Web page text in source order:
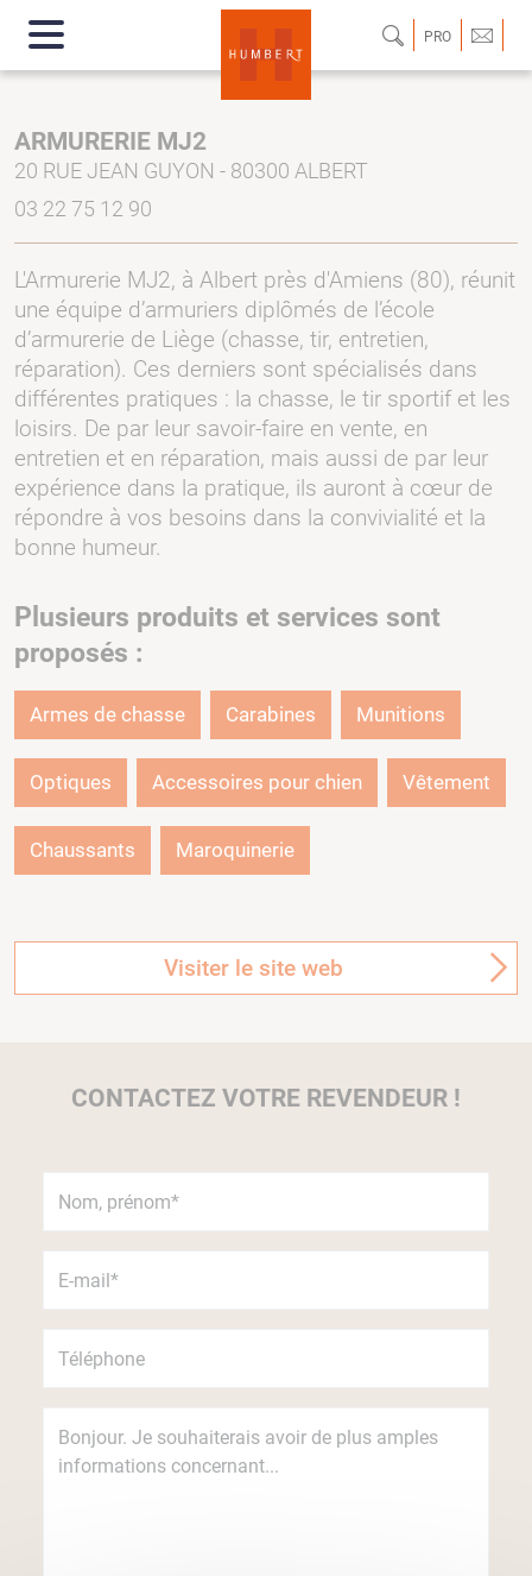
PRO
ARMURERIE MJ2
20 RUE JEAN GUYON - 80300 ALBERT
03 22 75 12 90
L'Armurerie MJ2, à Albert près d'Amiens (80), réunit
une équipe d’armuriers diplômés de l’école
d’armurerie de Liège (chasse, tir, entretien,
réparation). Ces derniers sont spécialisés dans
différentes pratiques : la chasse, le tir sportif et les
loisirs. De par leur savoir-faire en vente, en
entretien et en réparation, mais aussi de par leur
expérience dans la pratique, ils auront à cœur de
répondre à vos besoins dans la convivialité et la
bonne humeur.
Plusieurs produits et services sont
proposés :
Armes de chasse Carabines Munitions
Optiques Accessoires pour chien Vêtement
Chaussants Maroquinerie
Visiter le site web
CONTACTEZ VOTRE REVENDEUR !